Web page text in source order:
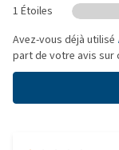
1 Étoiles
Avez-vous déjà utilisé
part de votre avis sur